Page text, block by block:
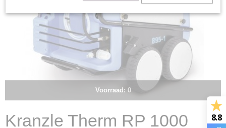
Voorraad: 0
Kranzle Therm RP 1000 8.8